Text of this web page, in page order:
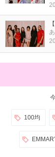
100均